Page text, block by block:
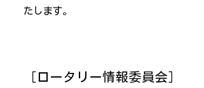
たします。
［ロータリー情報委員会］